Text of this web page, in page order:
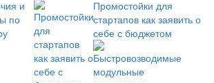
Промостойки для
стартапов как заявить о
себе с бюджетом